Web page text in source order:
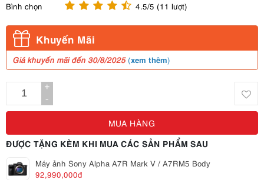
Bình chọn 4.5/5 (11 lượt)
Khuyến Mãi
Giá khuyến mãi đến 30/8/2025 (xem thêm)
+
-
MUA HÀNG
ĐƯỢC TẶNG KÈM KHI MUA CÁC SẢN PHẨM SAU
Máy ảnh Sony Alpha A7R Mark V / A7RM5 Body
92,990,000đ